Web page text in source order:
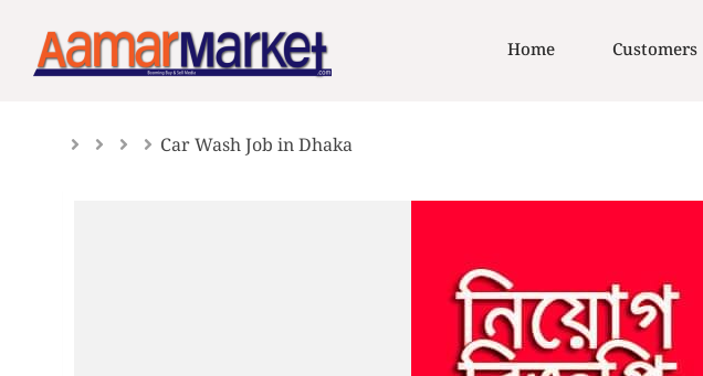
content
Home Customers
Car Wash Job in Dhaka